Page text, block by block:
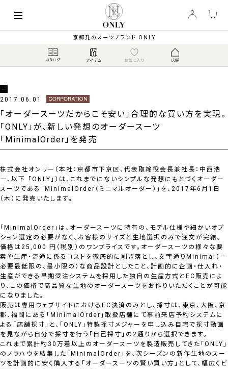
京都発のスーツブランド ONLY
企業情報ニュース
2017.06.01
「オーダースーツだからこそ安い」合理的な買い方を実現。
「ONLY」が、新しい発想のオーダースーツ
「MinimalOrder」を発売
株式会社オンリー（本社：京都市下京区、代表取締役会長兼社長：中西浩
一、以下 「ONLY」）は、これまでにないシンプルな発想にもとづくオーダー
スーツである「MinimalOrder（ミニマルオーダー）」を、2017年6月1日
（木）に発売いたします。
「MinimalOrder」は、オーダースーツに特有の、モデル仕様や細かいオプ
ション選定の必要がなく、お客様のサイズと生地選択のみで注文が完結。
価格は25,000 円（税別）のワンプライスです。オーダースーツの様々な要
素や生産・流通に係るコストを徹底的に削ぎ落とし、文字通りMinimal（＝
必要最低限の、最小限の）な商品設計としたこと、計画的に企画・仕入れ・
生産ができる早期受注システムを採用した独自の生産方式とEC販売によ
り、この価格で高品質な生地のオーダースーツをお作りいただくことが可能
になりました。
販売は専用ウェブサイトにおけるEC決済のみとし、採寸は、東京、大阪、京
都、福岡にある「MinimalOrder」取扱店舗にて事前来店予約システムに
よる「店舗採寸」と、「ONLY」特製採寸メジャーを申し込み自宅で採寸動画
を見ながら自分で採寸を行う「自己採寸」の2通りから選択できます。
これまで累計約30万着以上のオーダースーツを製造販売してきた「ONLY」
のノウハウを結集した「MinimalOrder」を、次シーズンの新作生地のスー
ツを計画的に安く購入する「オーダースーツの賢い買い方」として、幅広くビ